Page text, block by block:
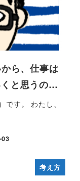
ら、仕事は
と思うの…
す。 わたし、
考え方